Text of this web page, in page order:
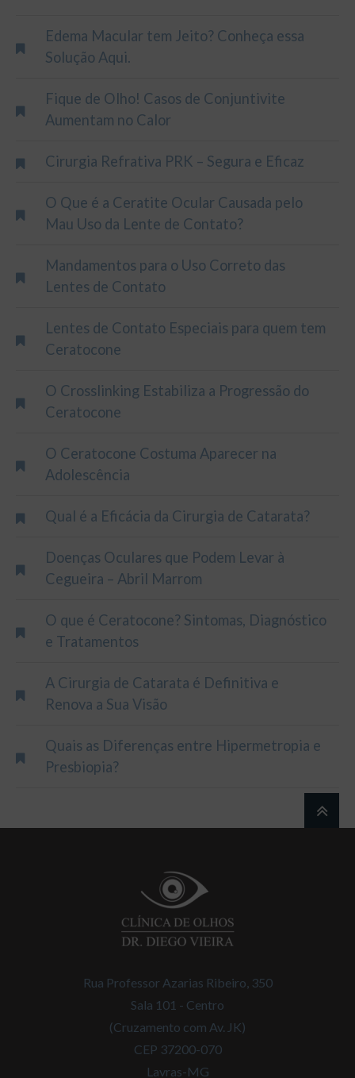
Edema Macular tem Jeito? Conheça essa
Solução Aqui.
Fique de Olho! Casos de Conjuntivite
Aumentam no Calor
Cirurgia Refrativa PRK – Segura e Eficaz
O Que é a Ceratite Ocular Causada pelo
Mau Uso da Lente de Contato?
Mandamentos para o Uso Correto das
Lentes de Contato
Lentes de Contato Especiais para quem tem
Ceratocone
O Crosslinking Estabiliza a Progressão do
Ceratocone
O Ceratocone Costuma Aparecer na
Adolescência
Qual é a Eficácia da Cirurgia de Catarata?
Doenças Oculares que Podem Levar à
Cegueira – Abril Marrom
O que é Ceratocone? Sintomas, Diagnóstico
e Tratamentos
A Cirurgia de Catarata é Definitiva e
Renova a Sua Visão
Quais as Diferenças entre Hipermetropia e
Presbiopia?
Rua Professor Azarias Ribeiro, 350
Sala 101 - Centro
(Cruzamento com Av. JK)
CEP 37200-070
Lavras-MG